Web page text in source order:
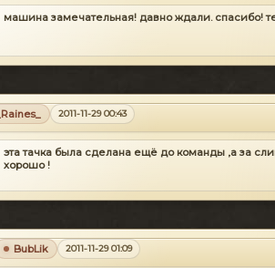
машина замечательная! давно ждали. спасибо!
_Raines_ 2011-11-29 00:43
эта тачка была сделана ещё до команды ,а за
хорошо !
BubLik 2011-11-29 01:09